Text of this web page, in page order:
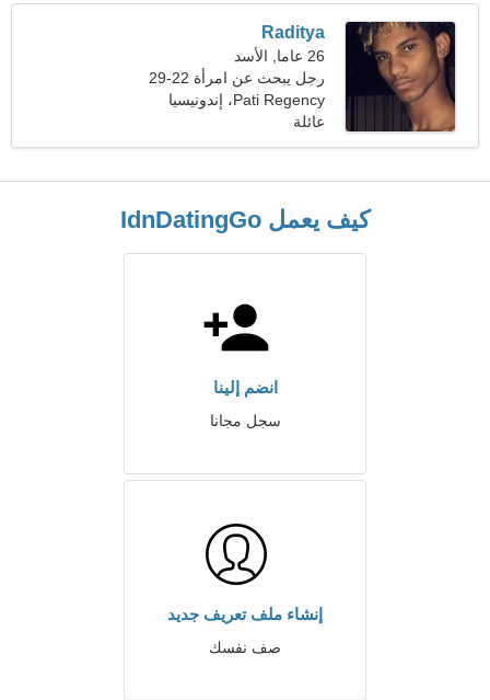
Raditya
26 عاما, الأسد
رجل يبحث عن امرأة 22-29
Pati Regency، إندونيسيا
عائلة
كيف يعمل IdnDatingGo
انضم إلينا
سجل مجانا
إنشاء ملف تعريف جديد
صف نفسك